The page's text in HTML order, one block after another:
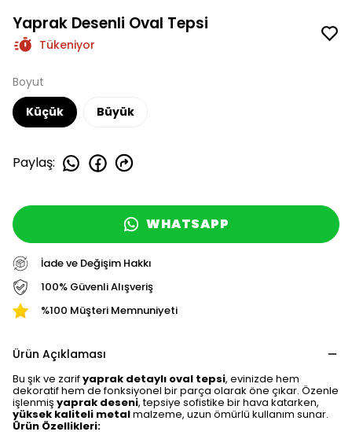
Yaprak Desenli Oval Tepsi
Tükeniyor
Boyut
Küçük
Büyük
Paylaş:
WHATSAPP
İade ve Değişim Hakkı
100% Güvenli Alışveriş
%100 Müşteri Memnuniyeti
Ürün Açıklaması
Bu şık ve zarifyaprak detaylı oval tepsi, evinizde hem
dekoratif hem de fonksiyonel bir parça olarak öne çıkar. Özenle
işlenmiş yaprak deseni, tepsiye sofistike bir hava katarken,
yüksek kaliteli metalmalzeme, uzun ömürlü kullanım sunar.
Ürün Özellikleri: